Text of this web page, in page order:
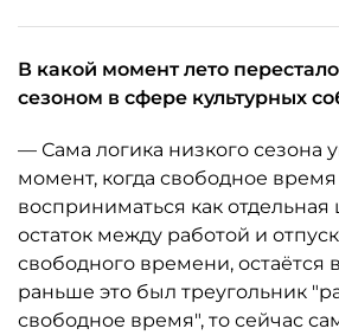
В какой момент лето
сезоном в сфере культурных
— Сама логика низкого сезона
момент, когда свободное время
восприниматься как отдельная
остаток между работой и
свободного времени, остаётся
раньше это был треугольник
свободное время", то сейчас